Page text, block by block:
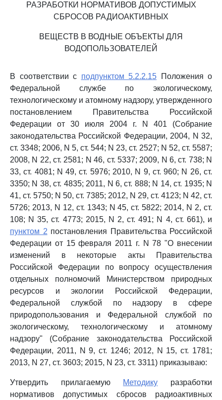
РАЗРАБОТКИ НОРМАТИВОВ ДОПУСТИМЫХ
СБРОСОВ РАДИОАКТИВНЫХ
ВЕЩЕСТВ В ВОДНЫЕ ОБЪЕКТЫ ДЛЯ
ВОДОПОЛЬЗОВАТЕЛЕЙ
В соответствии с подпунктом 5.2.2.15 Положения о
Федеральной службе по экологическому,
технологическому и атомному надзору, утвержденного
постановлением Правительства Российской
Федерации от 30 июля 2004 г. N 401 (Собрание
законодательства Российской Федерации, 2004, N 32,
ст. 3348; 2006, N 5, ст. 544; N 23, ст. 2527; N 52, ст. 5587;
2008, N 22, ст. 2581; N 46, ст. 5337; 2009, N 6, ст. 738; N
33, ст. 4081; N 49, ст. 5976; 2010, N 9, ст. 960; N 26, ст.
3350; N 38, ст. 4835; 2011, N 6, ст. 888; N 14, ст. 1935; N
41, ст. 5750; N 50, ст. 7385; 2012, N 29, ст. 4123; N 42, ст.
5726; 2013, N 12, ст. 1343; N 45, ст. 5822; 2014, N 2, ст.
108; N 35, ст. 4773; 2015, N 2, ст. 491; N 4, ст. 661), и
пунктом 2 постановления Правительства Российской
Федерации от 15 февраля 2011 г. N 78 "О внесении
изменений в некоторые акты Правительства
Российской Федерации по вопросу осуществления
отдельных полномочий Министерством природных
ресурсов и экологии Российской Федерации,
Федеральной службой по надзору в сфере
природопользования и Федеральной службой по
экологическому, технологическому и атомному
надзору" (Собрание законодательства Российской
Федерации, 2011, N 9, ст. 1246; 2012, N 15, ст. 1781;
2013, N 27, ст. 3603; 2015, N 23, ст. 3311) приказываю:
Утвердить прилагаемую Методику разработки
нормативов допустимых сбросов радиоактивных